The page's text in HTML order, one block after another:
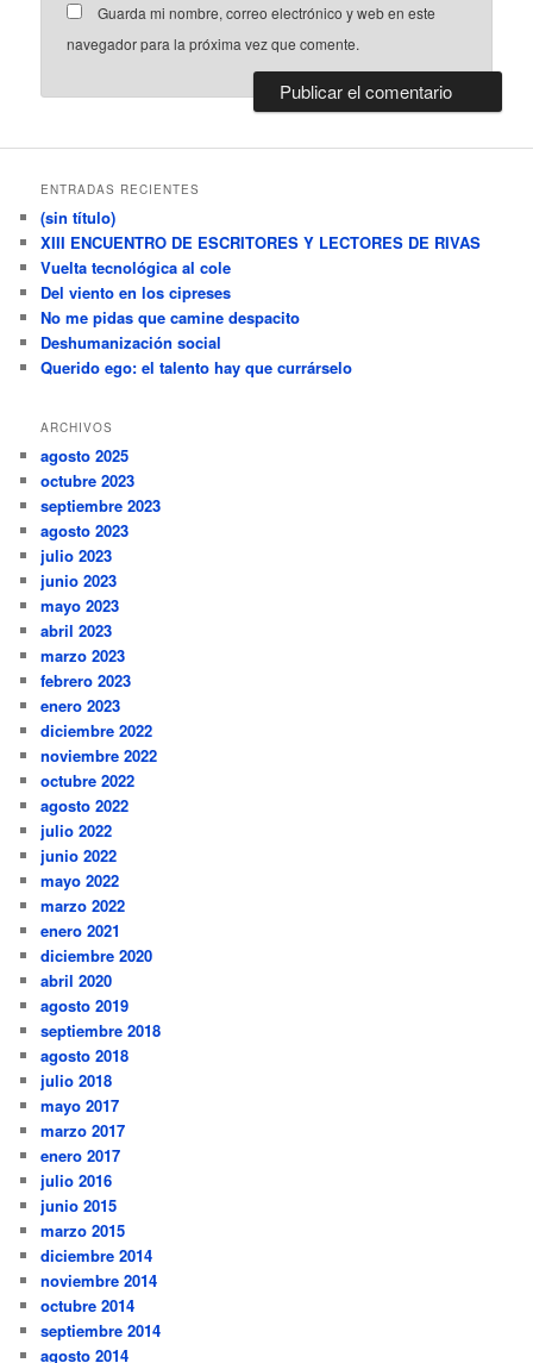
Guarda mi nombre, correo electrónico y web en este
navegador para la próxima vez que comente.
ENTRADAS RECIENTES
(sin título)
XIII ENCUENTRO DE ESCRITORES Y LECTORES DE RIVAS
Vuelta tecnológica al cole
Del viento en los cipreses
No me pidas que camine despacito
Deshumanización social
Querido ego: el talento hay que currárselo
ARCHIVOS
agosto 2025
octubre 2023
septiembre 2023
agosto 2023
julio 2023
junio 2023
mayo 2023
abril 2023
marzo 2023
febrero 2023
enero 2023
diciembre 2022
noviembre 2022
octubre 2022
agosto 2022
julio 2022
junio 2022
mayo 2022
marzo 2022
enero 2021
diciembre 2020
abril 2020
agosto 2019
septiembre 2018
agosto 2018
julio 2018
mayo 2017
marzo 2017
enero 2017
julio 2016
junio 2015
marzo 2015
diciembre 2014
noviembre 2014
octubre 2014
septiembre 2014
agosto 2014